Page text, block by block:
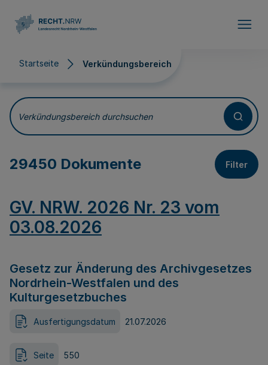
Startseite Verkündungsbereich
Verkündungsbereich
Verkündungsbereich durchsuchen
29450 Dokumente Filter
GV. NRW. 2026 Nr. 23 vom
03.08.2026
Gesetz zur Änderung des Archivgesetzes
Nordrhein-Westfalen und des
Kulturgesetzbuches
Ausfertigungsdatum 21.07.2026
Seite 550